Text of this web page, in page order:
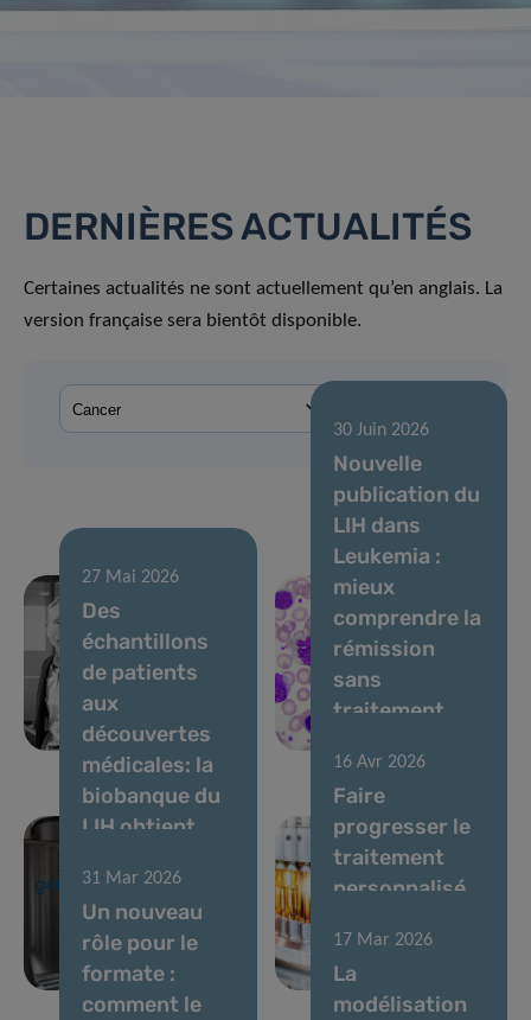
DERNIÈRES ACTUALITÉS
Certaines actualités ne sont actuellement qu’en anglais. La
version française sera bientôt disponible.
06 Août 2026
In Memoriam
— Dominic
Allen
30 Juin 2026
Nouvelle
publication du
LIH dans
Leukemia :
mieux
comprendre la
rémission
sans
traitement
27 Mai 2026
Des
échantillons
de patients
aux
découvertes
médicales: la
biobanque du
LIH obtient
accréditation
internationale
de premier
plan
16 Avr 2026
Faire
progresser le
traitement
personnalisé
colorectal
métastatique
31 Mar 2026
Un nouveau
rôle pour le
formate :
comment le
17 Mar 2026
La
modélisation